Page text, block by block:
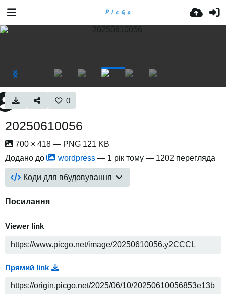
0
20250610056
700 × 418 — PNG 121 KB
Додано до
wordpress — 1 рік тому — 1202 перегляда
Коди для вбудовування
Посилання
Viewer link
Прямий link